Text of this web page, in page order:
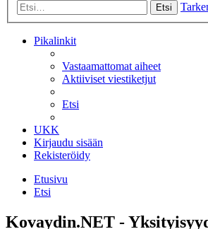
Etsi
Pikalinkit
Vastaamattomat aiheet
Aktiiviset viestiketjut
Etsi
UKK
Kirjaudu sisään
Rekisteröidy
Etusivu
Etsi
Kovaydin.NET -